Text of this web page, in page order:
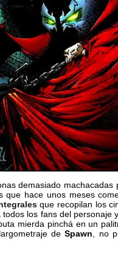
demasiado
que hace unos meses
que recopilan los
los fans del personaje
mierda pinchá en un
deSpawn , no